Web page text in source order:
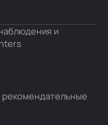
и
рекомендательные